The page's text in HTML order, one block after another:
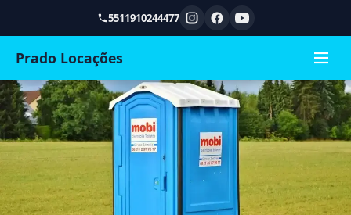
5511910244477
Prado Locações